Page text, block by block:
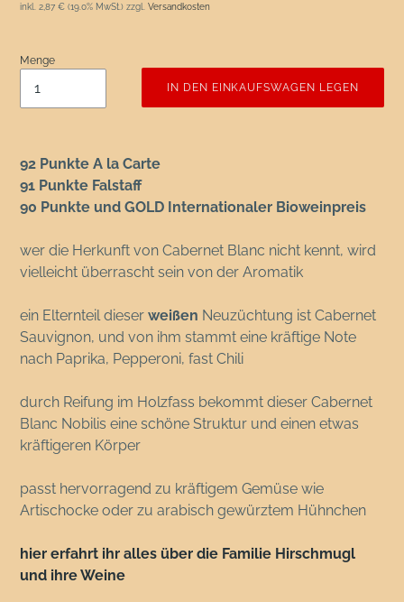
inkl. 2,87 € (19.0% MwSt.) zzgl. Versandkosten
Menge
IN DEN EINKAUFSWAGEN LEGEN
92 Punkte A la Carte
91 Punkte Falstaff
90 Punkte und GOLD Internationaler Bioweinpreis
wer die Herkunft von Cabernet Blanc nicht kennt, wird
vielleicht überrascht sein von der Aromatik
ein Elternteil dieser weißen Neuzüchtung ist Cabernet
Sauvignon, und von ihm stammt eine kräftige Note
nach Paprika, Pepperoni, fast Chili
durch Reifung im Holzfass bekommt dieser Cabernet
Blanc Nobilis eine schöne Struktur und einen etwas
kräftigeren Körper
passt hervorragend zu kräftigem Gemüse wie
Artischocke oder zu arabisch gewürztem Hühnchen
hier erfahrt ihr alles über die Familie Hirschmugl
und ihre Weine